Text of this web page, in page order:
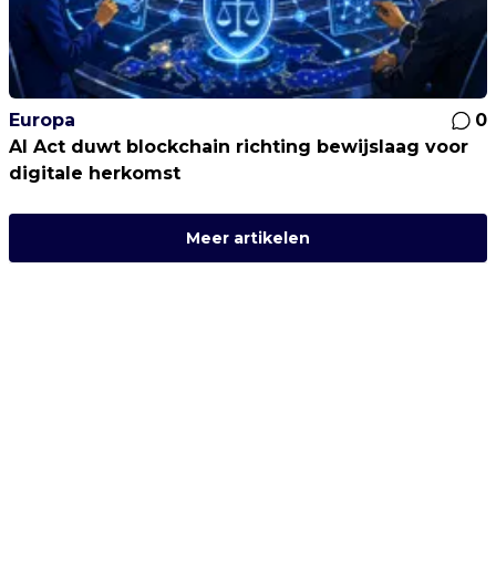
Europa
0
AI Act duwt blockchain richting bewijslaag voor
digitale herkomst
Meer artikelen